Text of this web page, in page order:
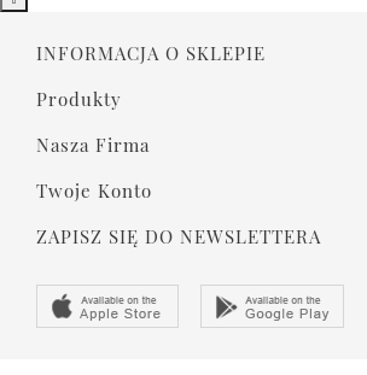
INFORMACJA O SKLEPIE
Produkty
Nasza Firma
Twoje Konto
ZAPISZ SIĘ DO NEWSLETTERA